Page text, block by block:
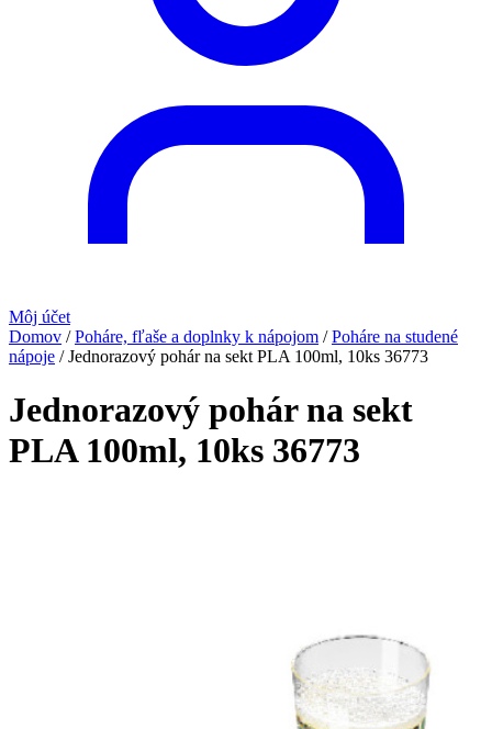
Môj účet
Domov /Poháre, fľaše a doplnky k nápojom /Poháre na studené
nápoje /Jednorazový pohár na sekt PLA 100ml, 10ks 36773
Jednorazový pohár na sekt
PLA 100ml, 10ks 36773